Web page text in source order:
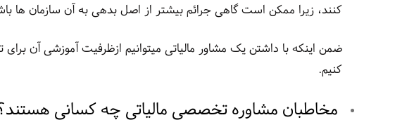
کنند، زیرا ممکن است گاهی جرائم بیشتر از اصل بدهی به آن سازمان ها
ضمن اینکه با داشتن یک مشاور مالیاتی میتوانیم ازظرفیت آموزشی آن
کنیم.
مخاطبان مشاوره تخصصی مالیاتی چه کسانی